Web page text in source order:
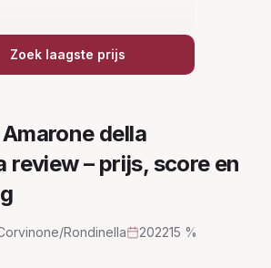
Zoek laagste prijs
della
review – prijs, score en
Rondinella 202215 %